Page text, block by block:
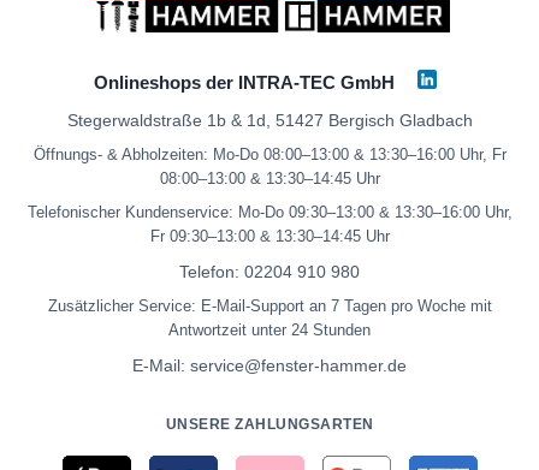
Onlineshops der INTRA-TEC GmbH
Stegerwaldstraße 1b & 1d, 51427 Bergisch Gladbach
Öffnungs- & Abholzeiten: Mo-Do 08:00–13:00 & 13:30–16:00 Uhr, Fr
08:00–13:00 & 13:30–14:45 Uhr
Telefonischer Kundenservice: Mo-Do 09:30–13:00 & 13:30–16:00 Uhr,
Fr 09:30–13:00 & 13:30–14:45 Uhr
Telefon: 02204 910 980
Zusätzlicher Service: E-Mail-Support an 7 Tagen pro Woche mit
Antwortzeit unter 24 Stunden
E-Mail: service@fenster-hammer.de
UNSERE ZAHLUNGSARTEN